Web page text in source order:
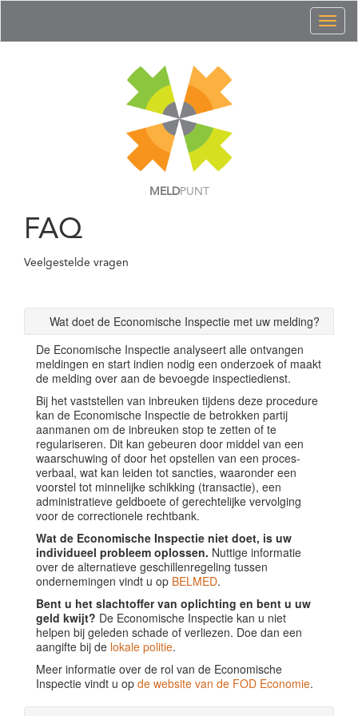
MELDPUNT
FAQ
Veelgestelde vragen
Wat doet de Economische Inspectie met uw melding?
De Economische Inspectie analyseert alle ontvangen
meldingen en start indien nodig een onderzoek of maakt
de melding over aan de bevoegde inspectiedienst.
Bij het vaststellen van inbreuken tijdens deze procedure
kan de Economische Inspectie de betrokken partij
aanmanen om de inbreuken stop te zetten of te
regulariseren. Dit kan gebeuren door middel van een
waarschuwing of door het opstellen van een proces-
verbaal, wat kan leiden tot sancties, waaronder een
voorstel tot minnelijke schikking (transactie), een
administratieve geldboete of gerechtelijke vervolging
voor de correctionele rechtbank.
Wat de Economische Inspectie niet doet, is uw
individueel probleem oplossen. Nuttige informatie
over de alternatieve geschillenregeling tussen
ondernemingen vindt u op BELMED.
Bent u het slachtoffer van oplichting en bent u uw
geld kwijt? De Economische Inspectie kan u niet
helpen bij geleden schade of verliezen. Doe dan een
aangifte bij de lokale politie.
Meer informatie over de rol van de Economische
Inspectie vindt u op de website van de FOD Economie.